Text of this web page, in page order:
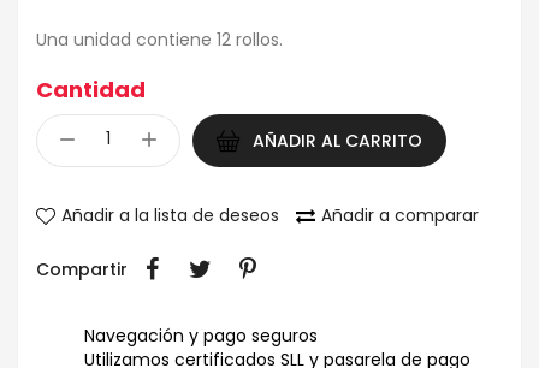
Una unidad contiene 12 rollos.
Cantidad
AÑADIR AL CARRITO
Añadir a la lista de deseos Añadir a comparar
Compartir
Navegación y pago seguros
Utilizamos certificados SLL y pasarela de pago